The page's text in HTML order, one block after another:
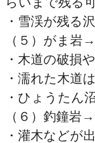
・雪渓が残る
（５）がま岩
・木道の破損
・濡れた木道
・ひょうたん
（６）釣鐘岩
・灌木などが